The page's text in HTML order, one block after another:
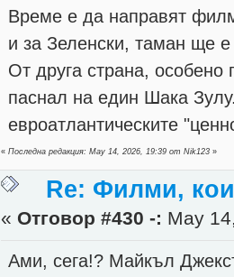
Време е да направят
и за Зеленски, таман ще е
От друга страна,
паснал на един Шака
евроатлантическите
«Последна редакция: May 14, 2026, 19:39 от Nik123 »
Re: Филми,
« Отговор #430 -: May
Ами, сега!? Майкъл